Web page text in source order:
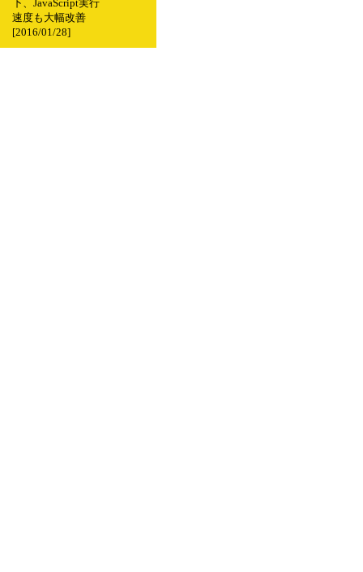
下、JavaScript実行
速度も大幅改善
[2016/01/28]